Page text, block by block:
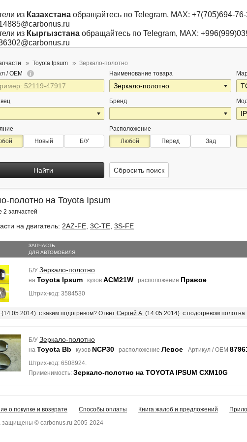
из Казахстана обращайтесь по Telegram, MAX: +7(705)694-
из Кыргызстана обращайтесь по Telegram, MAX:
Toyota Ipsum
Зеркало-полотно
/ OEM
Наименование товара
Бренд
Новый Б/У
Расположение
Любой
Перед Зад
Найти Сбросить поиск
полотно на Toyota Ipsum
2 запчастей
на двигатель: 2AZ-FE 3C-TE 3S-FE
ЗАПЧАСТЬ
ДЛЯ АВТОМОБИЛЯ
Б/У Зеркало-полотно
на Toyota Ipsum кузов ACM21W расположение Правое
Штрих-код: 3584530
(14.05.2014): с каким подогревом? Ответ Сергей А. (14.05.2014): с подогревом полотна
Б/У Зеркало-полотно
на Toyota Bb кузов NCP30 расположение Левое Артикул / OEM
Штрих-код: 6508924.
Применимость: Зеркало-полотно на TOYOTA IPSUM CXM10G
о покупке и возврате Способы оплаты Книга жалоб и предложений
защищены © carbonus.ru 2005-2024